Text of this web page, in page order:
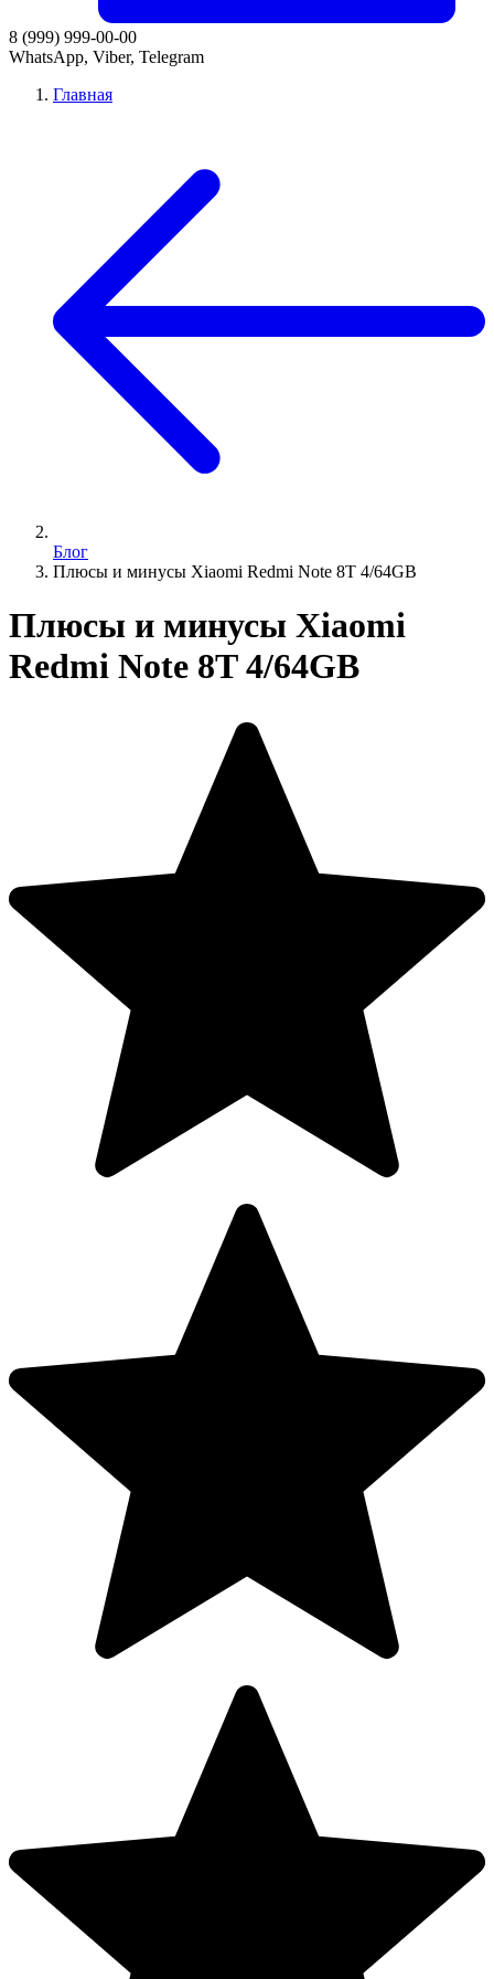
8 (999) 999-00-00
WhatsApp, Viber, Telegram
Главная
Блог
Плюсы и минусы Xiaomi Redmi Note 8T 4/64GB
Плюсы и минусы Xiaomi
Redmi Note 8T 4/64GB